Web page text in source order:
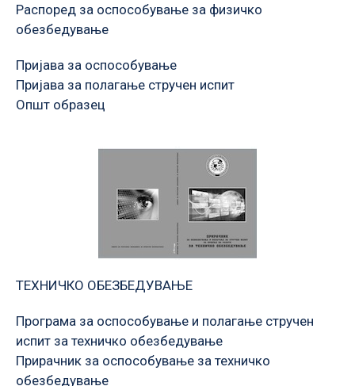
Распоред за оспособување за физичко
обезбедување
Пријава за оспособување
Пријава за полагање стручен испит
Општ образец
ТЕХНИЧКО ОБЕЗБЕДУВАЊЕ
Програма за оспособување и полагање стручен
испит за техничко обезбедување
Прирачник за оспособување за техничко
обезбедување